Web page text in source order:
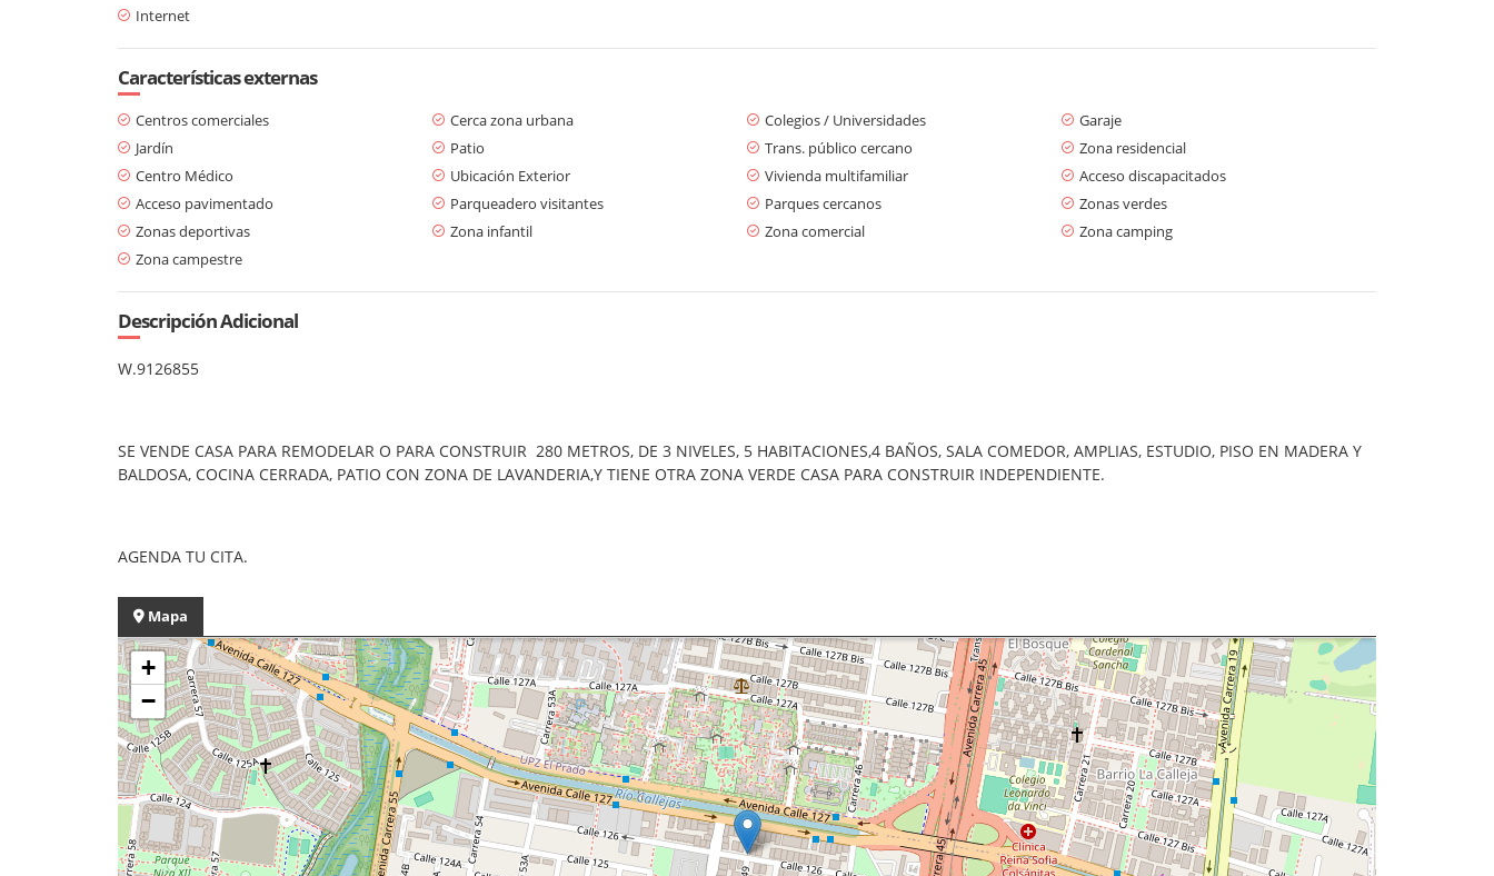
Internet
Características externas
Centros comerciales Cerca zona urbana Colegios / Universidades
Garaje
Jardín
Patio Trans. público cercano
Zona residencial
Centro Médico
Ubicación Exterior Vivienda multifamiliar
Acceso discapacitados
Acceso pavimentado
Parqueadero visitantes Parques cercanos
Zonas verdes
Zonas deportivas
Zona infantil Zona comercial
Zona camping
Zona campestre
Descripción Adicional
W.9126855
SE VENDE CASA PARA REMODELAR O PARA CONSTRUIR 280 METROS, DE 3 NIVELES, 5 HABITACIONES,4 BAÑOS, SALA COMEDOR, AMPLIAS, ESTUDIO, PISO EN MADERA Y
BALDOSA, COCINA CERRADA, PATIO CON ZONA DE LAVANDERIA,Y TIENE OTRA ZONA VERDE CASA PARA CONSTRUIR INDEPENDIENTE.
AGENDA TU CITA.
Mapa
+
−